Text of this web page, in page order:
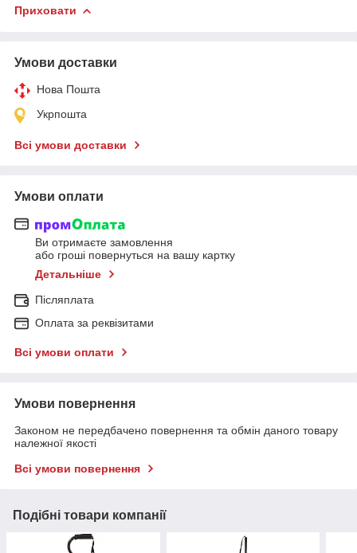
Приховати
Умови доставки
Нова Пошта
Укрпошта
Всі умови доставки
Умови оплати
Ви отримаєте замовлення
або гроші повернуться на вашу картку
Детальніше
Післяплата
Оплата за реквізитами
Всі умови оплати
Умови повернення
Законом не передбачено повернення та обмін даного товару
належної якості
Всі умови повернення
Подібні товари компанії